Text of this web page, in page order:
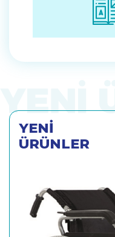
YENİ
ÜRÜNLER